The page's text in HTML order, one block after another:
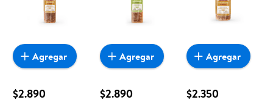
$2.890
Agregar
$2.890
Agregar
$2.350
Agregar